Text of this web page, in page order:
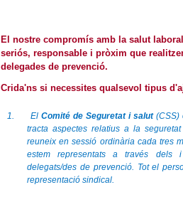
El nostre compromís amb la salut
seriós, responsable i pròxim que
delegades de prevenció.
Crida'ns si necessites qualsevol tipus
1. ElComité de Seguretat i salut(CSS)
tracta aspectes relatius a la
reuneix en sessió ordinària cada tres
estem representats a través dels
delegats/des de prevenció. Tot el
representació sindical.